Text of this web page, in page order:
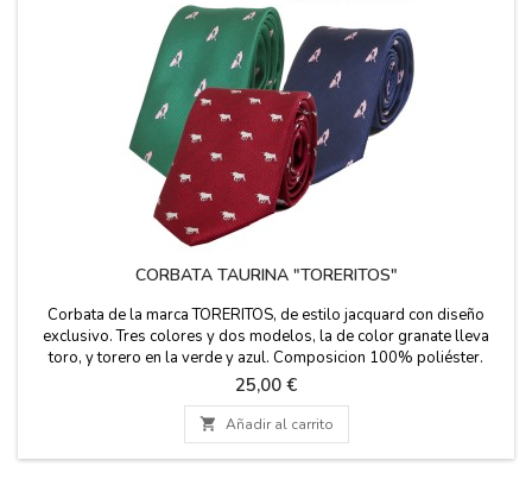
CORBATA TAURINA "TORERITOS"
Corbata de la marca TORERITOS, de estilo jacquard con diseño
exclusivo. Tres colores y dos modelos, la de color granate lleva
toro, y torero en la verde y azul. Composicion 100% poliéster.
Precio
25,00 €
 Añadir al carrito